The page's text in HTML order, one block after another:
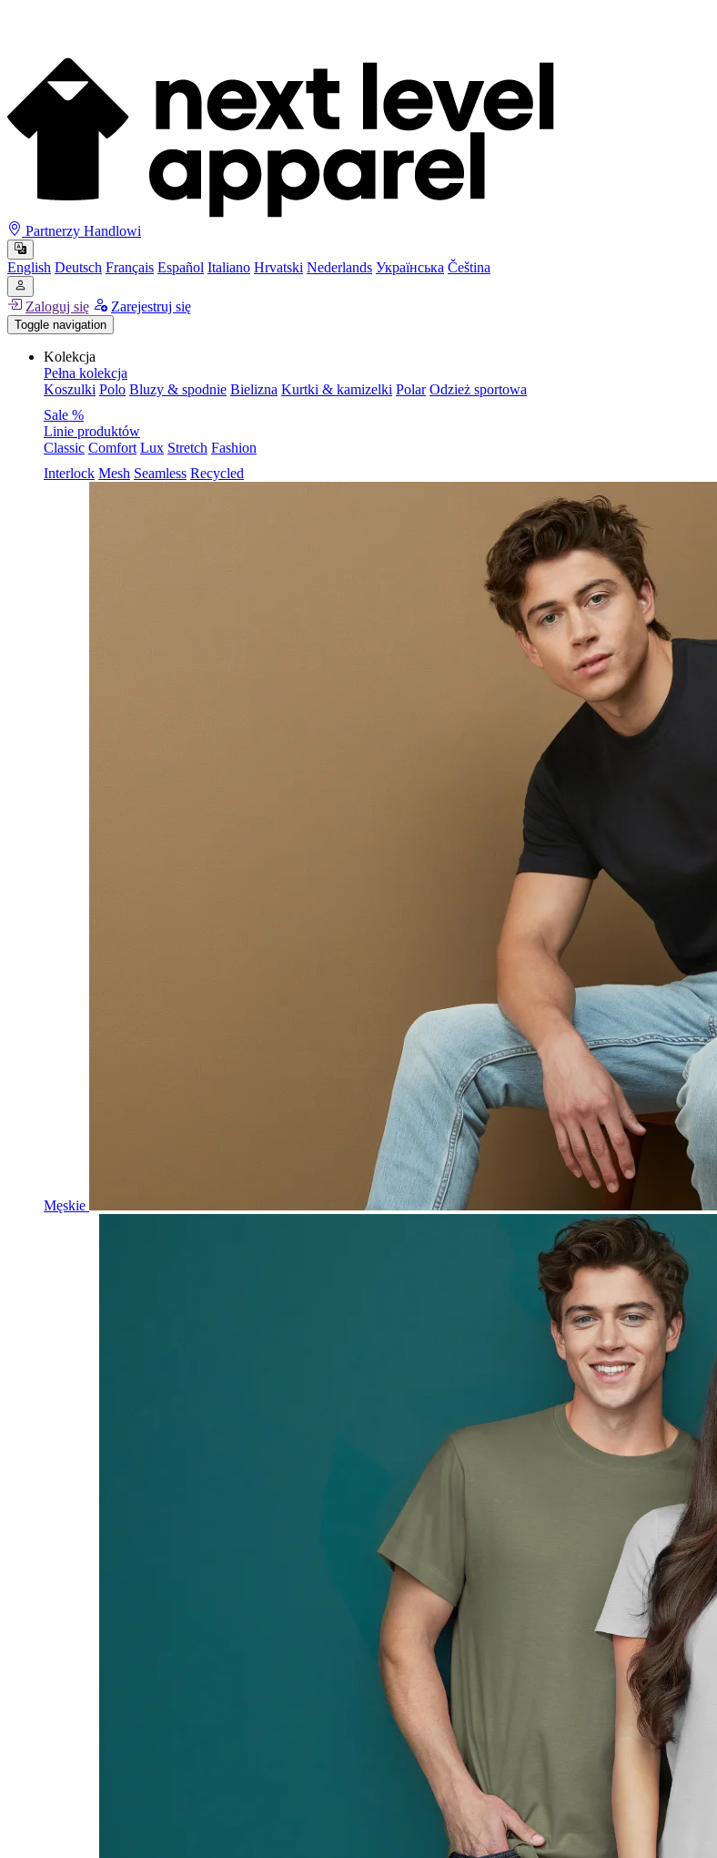
Partnerzy Handlowi
English Deutsch Français Español Italiano Hrvatski Nederlands Українська Čeština
Zaloguj się Zarejestruj się
Toggle navigation
Kolekcja
Pełna kolekcja
Koszulki Polo Bluzy & spodnie Bielizna Kurtki & kamizelki Polar Odzież sportowa
Sale %
Linie produktów
Classic Comfort Lux Stretch Fashion
Interlock Mesh Seamless Recycled
Męskie